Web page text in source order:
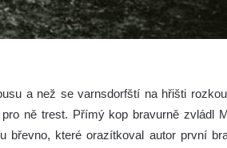
a než se varnsdorfští na hřišti
ně trest. Přímý kop bravurně zvládl
břevno, které orazítkoval autor první